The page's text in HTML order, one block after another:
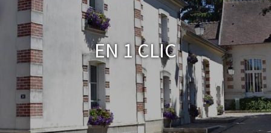
En 1 clic